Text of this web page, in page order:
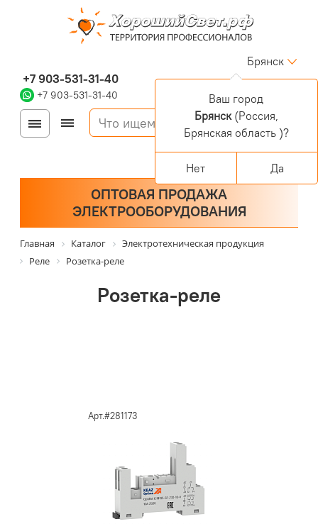
+7 903-531-31-40
+7 903-531-31-40
Брянск
Войти
Регистрация
Корзина
0 позиций
ОПТОВАЯ ПРОДАЖА
ЭЛЕКТРООБОРУДОВАНИЯ
Главная Каталог
Электротехническая продукция
Реле
Розетка-реле
Розетка-реле
Арт.#281173
Ваш город
Брянск(Россия,
Брянская область )?
Нет Да